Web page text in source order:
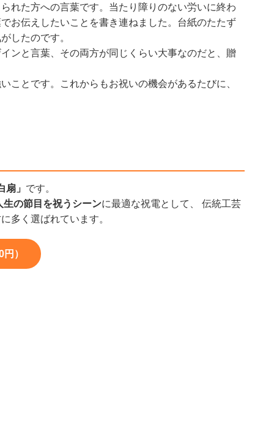
れた方への言葉です。当たり障りのない労いに終わ
お伝えしたいことを書き連ねました。台紙のたたず
したのです。
ンと言葉、その両方が同じくらい大事なのだと、贈
ことです。これからもお祝いの機会があるたびに、
扇」 です。
の節目を祝うシーンに最適な祝電として、 伝統工芸
多く選ばれています。
）